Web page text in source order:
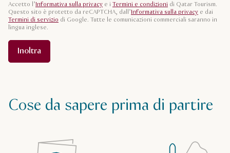
Accetto l’Informativa sulla privacy e i Termini e condizioni di Qatar Tourism.
Questo sito è protetto da reCAPTCHA, dall’Informativa sulla privacy e dai
Termini di servizio di Google. Tutte le comunicazioni commerciali saranno in
lingua inglese.
Inoltra
Cose da sapere prima di partire